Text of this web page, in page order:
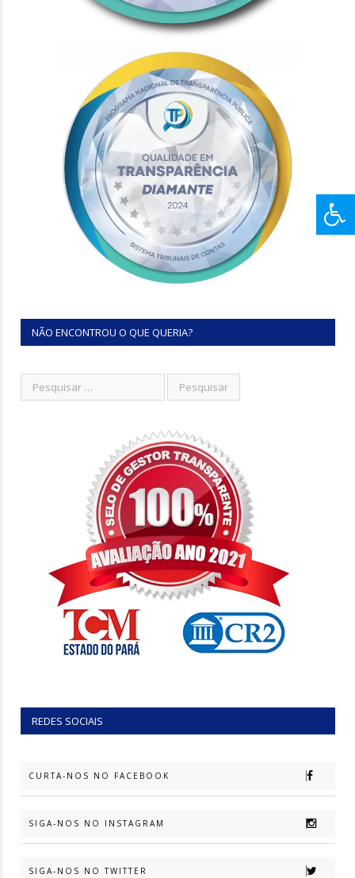
NÃO ENCONTROU O QUE QUERIA?
REDES SOCIAIS
CURTA-NOS NO FACEBOOK
SIGA-NOS NO INSTAGRAM
SIGA-NOS NO TWITTER